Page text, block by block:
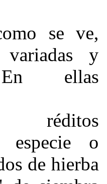
se ve,
y
ellas
réditos
especie o
de hierba